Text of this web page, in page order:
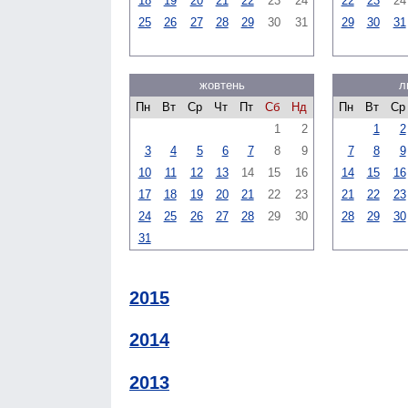
25
26 27 28 29 30 31
29
30 31
жовтень
Пн
Вт Ср Чт Пт Сб
Нд
1
2
3
4 5 6 7 8
9
10
11 12 13 14 15
16
17
18 19 20 21 22
23
24
25 26 27 28 29
30
31
Пн
Вт
Ср
1
2
7
8
9
14
15
16
21
22
23
28
29 30
2015
2014
2013